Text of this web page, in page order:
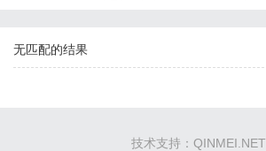
无匹配的结果
技术支持：QINMEI.NET